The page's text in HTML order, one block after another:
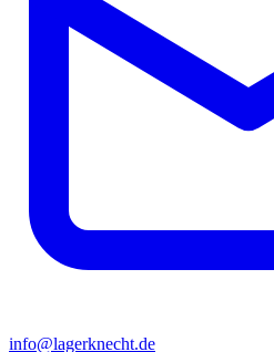
info@lagerknecht.de